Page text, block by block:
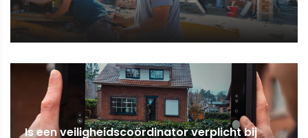
Is een veiligheidscoördinator verplicht bij